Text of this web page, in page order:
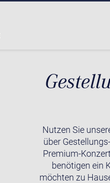
Nutzen Sie
über
Premium-
benötigen ein
möchten zu